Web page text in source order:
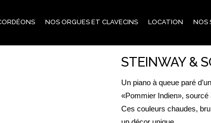
NOS ORGUES ET CLAVECINS LOCATION NOS
STEINWAY &
Un piano à queue paré
«Pommier Indien», sourcé
Ces couleurs chaudes,